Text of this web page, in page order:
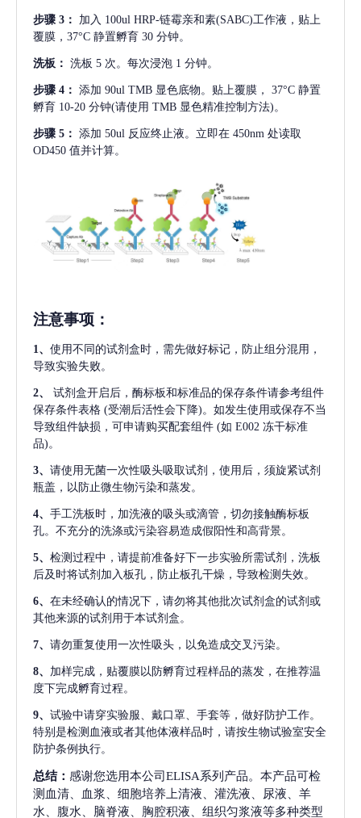
步骤 3： 加入 100ul HRP-链霉亲和素(SABC)工作液，贴上
覆膜，37°C 静置孵育 30 分钟。
洗板： 洗板 5 次。每次浸泡 1 分钟。
步骤 4： 添加 90ul TMB 显色底物。贴上覆膜， 37°C 静置
孵育 10-20 分钟(请使用 TMB 显色精准控制方法)。
步骤 5： 添加 50ul 反应终止液。立即在 450nm 处读取
OD450 值并计算。
注意事项 ：
1、 使用不同的试剂盒时，需先做好标记，防止组分混用，
导致实验失败。
2、
试剂盒开启后，酶标板和标准品的保存条件请参考组件
保存条件表格 (受潮后活性会下降)。如发生使用或保存不当
导致组件缺损，可申请购买配套组件 (如 E002 冻干标准
品)。
3、 请使用无菌一次性吸头吸取试剂，使用后，须旋紧试剂
瓶盖，以防止微生物污染和蒸发。
4、 手工洗板时，加洗液的吸头或滴管，切勿接触酶标板
孔。不充分的洗涤或污染容易造成假阳性和高背景。
5、 检测过程中，请提前准备好下一步实验所需试剂，洗板
后及时将试剂加入板孔，防止板孔干燥，导致检测失效。
6、 在未经确认的情况下，请勿将其他批次试剂盒的试剂或
其他来源的试剂用于本试剂盒。
7、 请勿重复使用一次性吸头，以免造成交叉污染。
8、 加样完成，贴覆膜以防孵育过程样品的蒸发，在推荐温
度下完成孵育过程。
9、 试验中请穿实验服、戴口罩、手套等，做好防护工作。
特别是检测血液或者其他体液样品时，请按生物试验室安全
防护条例执行。
总结： 感谢您选用本公司ELISA系列产品。本产品可检
测血清、血浆、细胞培养上清液、灌洗液、尿液、羊
水、腹水、脑脊液、胸腔积液、组织匀浆液等多种类型